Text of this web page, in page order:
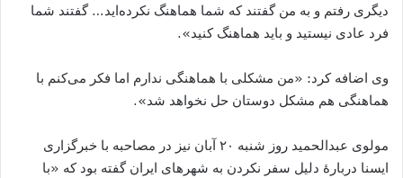
دیگری رفتم و به من گفتند که شما هماهنگ نکردهاید…گفتند شما
فرد عادی نیستید و باید هماهنگ کنید».
وی اضافه کرد: «من مشکلی با هماهنگی ندارم اما فکر میکنم با
هماهنگی هم مشکل دوستان حل نخواهد شد».
مولوی عبدالحمید روز شنبه ۲۰ آبان نیز در مصاحبه با خبرگزاری
ایسنا دربارهٔ دلیل سفر نکردن به شهرهای ایران گفته بود که «با